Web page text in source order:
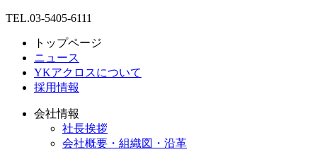
TEL.03-5405-6111
トップページ
ニュース
YKアクロスについて
採用情報
会社情報
社長挨拶
会社概要・組織図・沿革